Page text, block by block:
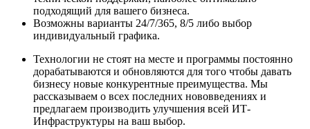
подходящий для вашего бизнеса.
Возможны варианты 24/7/365, 8/5 либо выбор
индивидуальный графика.
Технологии не стоят на месте и программы постоянно
дорабатываются и обновляются для того чтобы давать
бизнесу новые конкурентные преимущества. Мы
рассказываем о всех последних нововведениях и
предлагаем производить улучшения всей ИТ-
Инфраструктуры на ваш выбор.